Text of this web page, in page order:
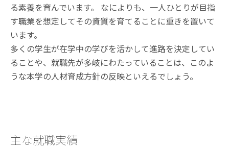
る素養を育んでいます。 なによりも、一人ひとりが目指
す職業を想定してその資質を育てることに重きを置いて
います。
多くの学生が在学中の学びを活かして進路を決定してい
ることや、就職先が多岐にわたっていることは、このよ
うな本学の人材育成方針の反映といえるでしょう。
主な就職実績